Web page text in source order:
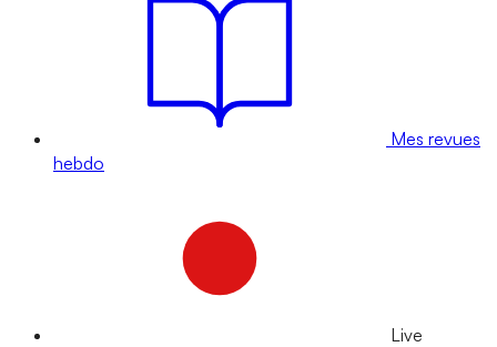
Mes revues
hebdo
Live